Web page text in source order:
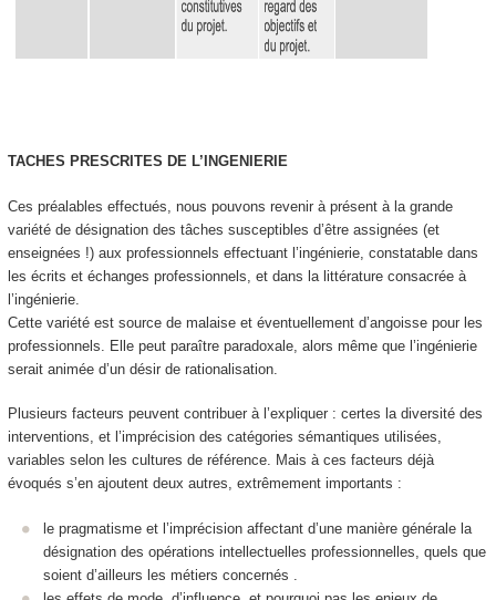
TACHES PRESCRITES DE L’INGENIERIE
Ces préalables effectués, nous pouvons revenir à présent à la grande
variété de désignation des tâches susceptibles d’être assignées (et
enseignées !) aux professionnels effectuant l’ingénierie, constatable dans
les écrits et échanges professionnels, et dans la littérature consacrée à
l’ingénierie.
Cette variété est source de malaise et éventuellement d’angoisse pour les
professionnels. Elle peut paraître paradoxale, alors même que l’ingénierie
serait animée d’un désir de rationalisation.
Plusieurs facteurs peuvent contribuer à l’expliquer : certes la diversité des
interventions, et l’imprécision des catégories sémantiques utilisées,
variables selon les cultures de référence. Mais à ces facteurs déjà
évoqués s’en ajoutent deux autres, extrêmement importants :
le pragmatisme et l’imprécision affectant d’une manière générale la
désignation des opérations intellectuelles professionnelles, quels que
soient d’ailleurs les métiers concernés .